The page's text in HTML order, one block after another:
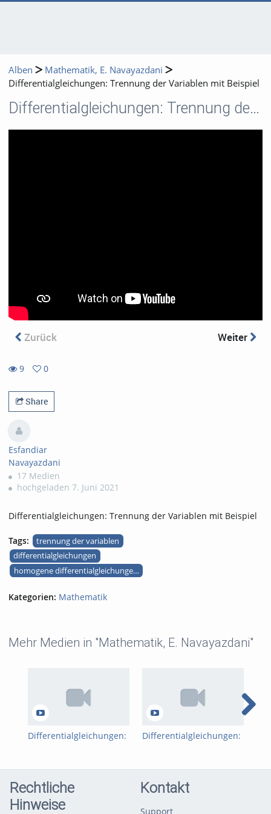
Alben
Mathematik, E. Navayazdani
Differentialgleichungen: Trennung der Variablen mit Beispiel
Differentialgleichungen: Trennung der Variablen mit Beispiel
Zurück Weiter
9
views
0
favorites
Share
Esfandiar
Navayazdani
17 Medien
hochgeladen 7. Juni 2021
Differentialgleichungen: Trennung der Variablen mit Beispiel
Tags:
trennung der variablen
differentialgleichungen
homogene differentialgleichungen 1. ordnung
Kategorien: Mathematik
Mehr Medien in "Mathematik, E. Navayazdani"
Differentialgleichungen:
Differentialgleichungen:
Rechtliche
Hinweise
Kontakt
Support